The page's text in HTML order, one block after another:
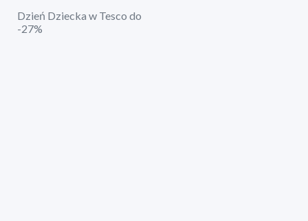
Dzień Dziecka w Tesco do
-27%